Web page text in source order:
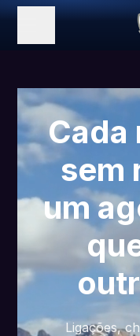
Cada
sem
um
Ligações,